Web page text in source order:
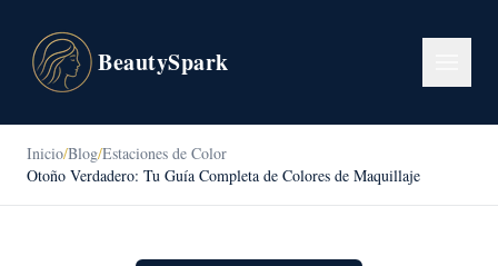
BeautySpark
Inicio/Blog/Estaciones de Color
Otoño Verdadero: Tu Guía Completa de Colores de Maquillaje